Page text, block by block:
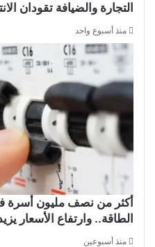
التجارة والضيافة تقودان
منذ أسبوع واحد
أكثر من نصف مليون أسرة
الطاقة.. وارتفاع الأسعار
منذ أسبوعين